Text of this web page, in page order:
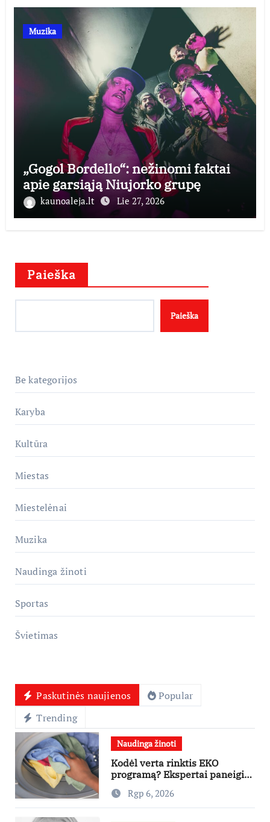
Muzika
„Gogol Bordello“: nežinomi faktai
apie garsiąją Niujorko grupę
kaunoaleja.lt Lie 27, 2026
Paieška
Paieška
Be kategorijos
Karyba
Kultūra
Miestas
Miestelėnai
Muzika
Naudinga žinoti
Sportas
Švietimas
Paskutinės naujienos
Popular
Trending
Naudinga žinoti
Kodėl verta rinktis EKO
programą? Ekspertai paneigia
dažniausius mitus
Rgp 6, 2026